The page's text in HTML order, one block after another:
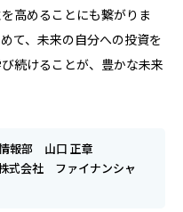
高めることにも繋がりま
て、未来の自分への投資を
続けることが、豊かな未来
報部 山口 正章
式会社 ファイナンシャ